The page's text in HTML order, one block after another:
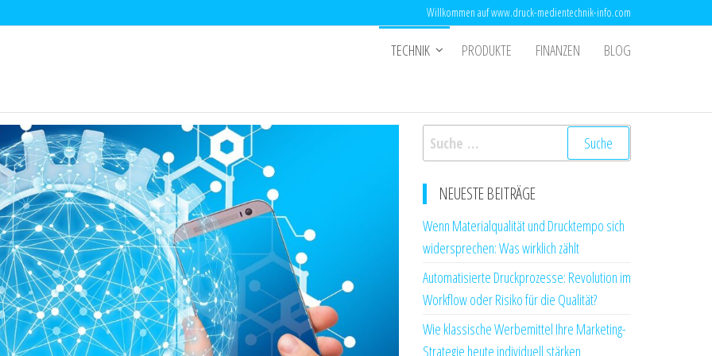
Willkommen auf www.druck-medientechnik-info.com
TECHNIK PRODUKTE FINANZEN BLOG
Suche
nach:
NEUESTE BEITRÄGE
Wenn Materialqualität und Drucktempo sich
widersprechen: Was wirklich zählt
Automatisierte Druckprozesse: Revolution im
Workflow oder Risiko für die Qualität?
Wie klassische Werbemittel Ihre Marketing-
Strategie heute individuell stärken